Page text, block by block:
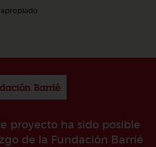
proyecto ha sido posible
de la Fundación Barrié